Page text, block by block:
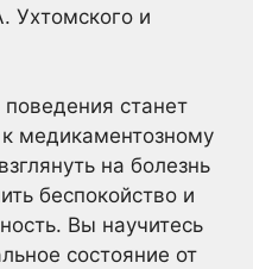
Ухтомского и
станет
медикаментозному
на болезнь
беспокойство и
Вы научитесь
состояние от